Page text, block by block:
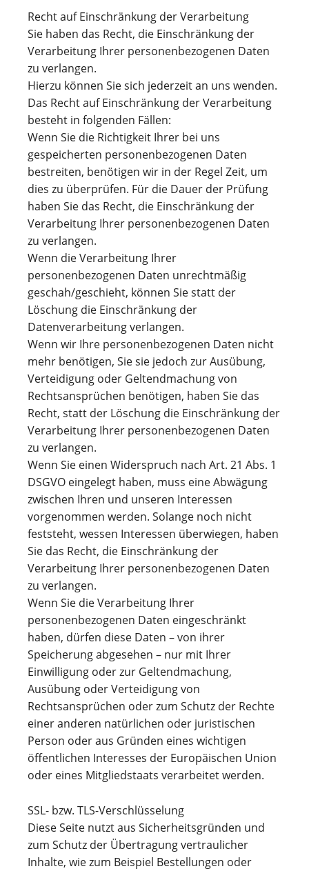
Recht auf Einschränkung der Verarbeitung
Sie haben das Recht, die Einschränkung der
Verarbeitung Ihrer personenbezogenen Daten
zu verlangen.
Hierzu können Sie sich jederzeit an uns wenden.
Das Recht auf Einschränkung der Verarbeitung
besteht in folgenden Fällen:
Wenn Sie die Richtigkeit Ihrer bei uns
gespeicherten personenbezogenen Daten
bestreiten, benötigen wir in der Regel Zeit, um
dies zu überprüfen. Für die Dauer der Prüfung
haben Sie das Recht, die Einschränkung der
Verarbeitung Ihrer personenbezogenen Daten
zu verlangen.
Wenn die Verarbeitung Ihrer
personenbezogenen Daten unrechtmäßig
geschah/geschieht, können Sie statt der
Löschung die Einschränkung der
Datenverarbeitung verlangen.
Wenn wir Ihre personenbezogenen Daten nicht
mehr benötigen, Sie sie jedoch zur Ausübung,
Verteidigung oder Geltendmachung von
Rechtsansprüchen benötigen, haben Sie das
Recht, statt der Löschung die Einschränkung der
Verarbeitung Ihrer personenbezogenen Daten
zu verlangen.
Wenn Sie einen Widerspruch nach Art. 21 Abs. 1
DSGVO eingelegt haben, muss eine Abwägung
zwischen Ihren und unseren Interessen
vorgenommen werden. Solange noch nicht
feststeht, wessen Interessen überwiegen, haben
Sie das Recht, die Einschränkung der
Verarbeitung Ihrer personenbezogenen Daten
zu verlangen.
Wenn Sie die Verarbeitung Ihrer
personenbezogenen Daten eingeschränkt
haben, dürfen diese Daten – von ihrer
Speicherung abgesehen – nur mit Ihrer
Einwilligung oder zur Geltendmachung,
Ausübung oder Verteidigung von
Rechtsansprüchen oder zum Schutz der Rechte
einer anderen natürlichen oder juristischen
Person oder aus Gründen eines wichtigen
öffentlichen Interesses der Europäischen Union
oder eines Mitgliedstaats verarbeitet werden.
SSL- bzw. TLS-Verschlüsselung
Diese Seite nutzt aus Sicherheitsgründen und
zum Schutz der Übertragung vertraulicher
Inhalte, wie zum Beispiel Bestellungen oder